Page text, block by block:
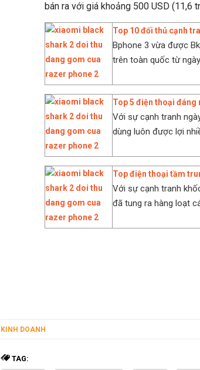
bán ra với giá khoảng 500 USD (11,6
Top 10 đối thủ cạnh
Bphone 3 vừa được
trên toàn quốc từ
Top 5 điện thoại đáng
Với sự cạnh tranh
dùng luôn được lợi
Top điện thoại tầm
Với sự cạnh tranh
đã tung ra hàng loạt
KINH DOANH
TAG: